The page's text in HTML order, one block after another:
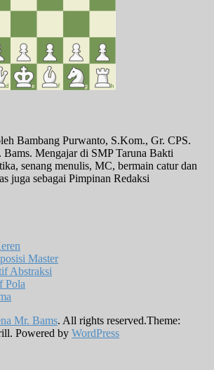
Bambang Purwanto, S.Kom., Gr. CPS.
Bams. Mengajar di SMP Taruna Bakti
senang menulis, MC, bermain catur dan
juga sebagai Pimpinan Redaksi
Master
Abstraksi
Pola
Mr. Bams. All rights reserved.Theme:
Powered by WordPress